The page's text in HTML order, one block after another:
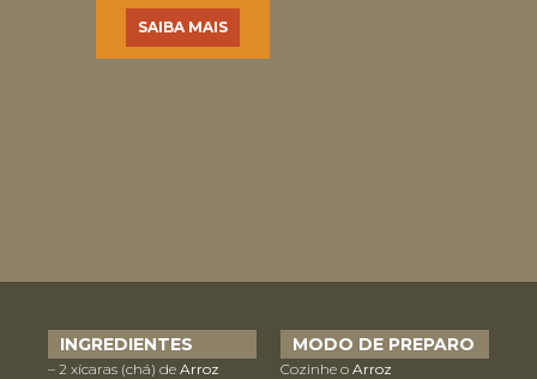
SAIBA MAIS
INGREDIENTES
– 2 xícaras (chá) de Arroz
MODO DE PREPARO
Cozinhe o Arroz